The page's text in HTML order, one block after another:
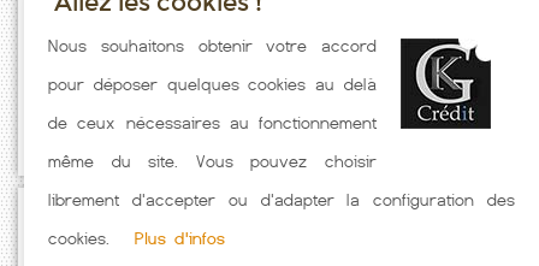
Taux emprunt actualisés (Pont D Armes) toutes les semaines. Taux
Immobilier pratiqués par nos partenaires bancaires. Meilleur Taux
hors assurance. Taux crédit immobilier indicatif fonction des
caractéristiques de l'emprunteur.
Nous souhaitons obtenir votre accord
pour déposer quelques cookies au delà
de ceux nécessaires au fonctionnement
même du site. Vous pouvez choisir
librement d'accepter ou d'adapter la configuration des
cookies.
Plus d'infos